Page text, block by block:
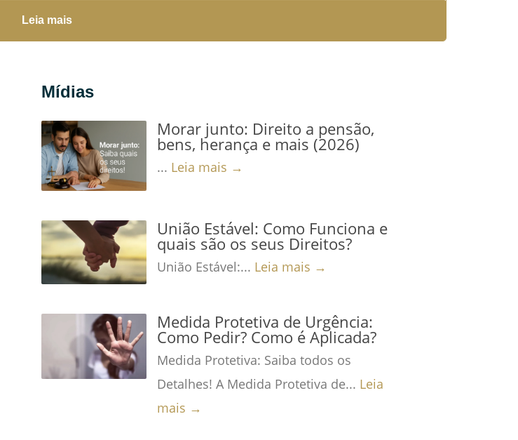
Leia mais
Mídias
Morar junto: Direito a pensão,
bens, herança e mais (2026)
... Leia mais →
União Estável: Como Funciona e
quais são os seus Direitos?
União Estável:... Leia mais →
Medida Protetiva de Urgência:
Como Pedir? Como é Aplicada?
Medida Protetiva: Saiba todos os
Detalhes! A Medida Protetiva de... Leia
mais →